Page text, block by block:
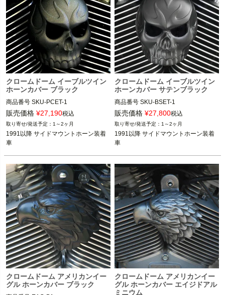
クロームドーム イーブルツイン
ホーンカバー ブラック
商品番号 SKU-PCET-1
1991以降 サイドマウントホーン装着
CHROME DOME(クローム ドーム)
販売価格 ¥27,190税込
1～2ヶ月
1991以降 サイドマウントホーン装着
車
クロームドーム イーブルツイン
ホーンカバー サテンブラック
商品番号 SKU-BSET-1
1991以降 サイドマウントホーン装着
CHROME DOME(クローム ドーム)
販売価格 ¥27,800税込
1～2ヶ月
1991以降 サイドマウントホーン装着
車
クロームドーム アメリカンイー
グル ホーンカバー ブラック
クロームドーム アメリカンイー
グル ホーンカバー エイジドアル
ミニウム